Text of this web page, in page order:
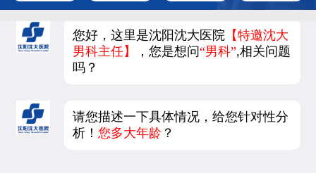
您好，这里是沈阳沈大医院 【特邀沈大
男科主任】
，您是想问“男科”,相关问题
吗？
请您描述一下具体情况，给您针对性分
析！您多大年龄 ？